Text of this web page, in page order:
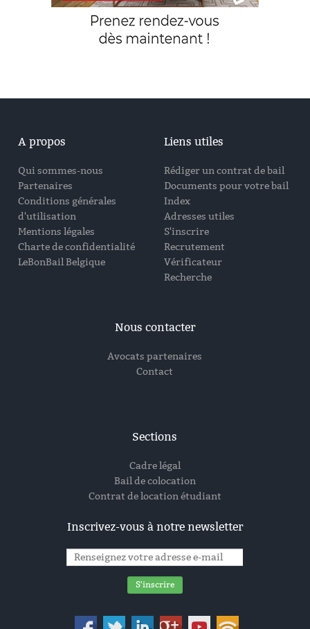
A propos
Qui sommes-nous
Partenaires
Conditions générales
d'utilisation
Mentions légales
Charte de confidentialité
LeBonBail Belgique
Liens utiles
Rédiger un contrat de bail
Documents pour votre bail
Index
Adresses utiles
S'inscrire
Recrutement
Vérificateur
Recherche
Nous contacter
Avocats partenaires
Contact
Sections
Cadre légal
Bail de colocation
Contrat de location étudiant
Inscrivez-vous à notre newsletter